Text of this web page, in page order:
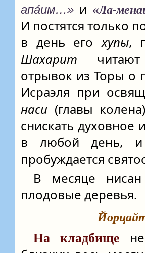
апа́им…» и «Ла-
И постятся только
в день егохупы,
Шахарит читают
отрывок из Торы о
Исраэля при
наси (главы
снискать духовное
в любой день, и
пробуждается
В месяце нисан
плодовые деревья.
На кладбище